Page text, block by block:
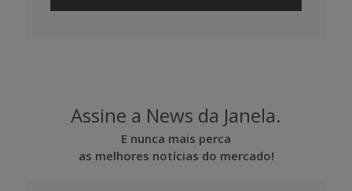
Assine a News da Janela.
E nunca mais perca
as melhores notícias do mercado!